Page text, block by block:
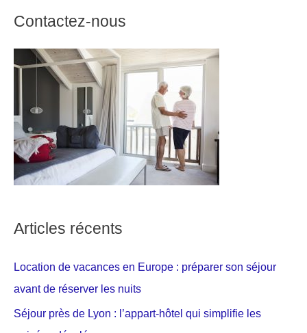
Contactez-nous
Articles récents
Location de vacances en Europe : préparer son séjour
avant de réserver les nuits
Séjour près de Lyon : l’appart-hôtel qui simplifie les